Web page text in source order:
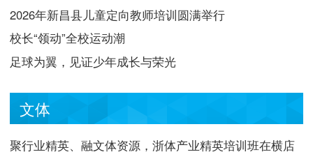
2026年新昌县儿童定向教师培训圆满举行
校长“领动”全校运动潮
足球为翼，见证少年成长与荣光
文体
聚行业精英、融文体资源，浙体产业精英培训班在横店